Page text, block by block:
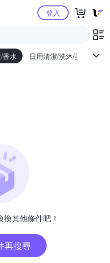
Yahoo購物中心登入
香水 日用清潔/洗沐/美髮
其他條件吧！
再搜尋